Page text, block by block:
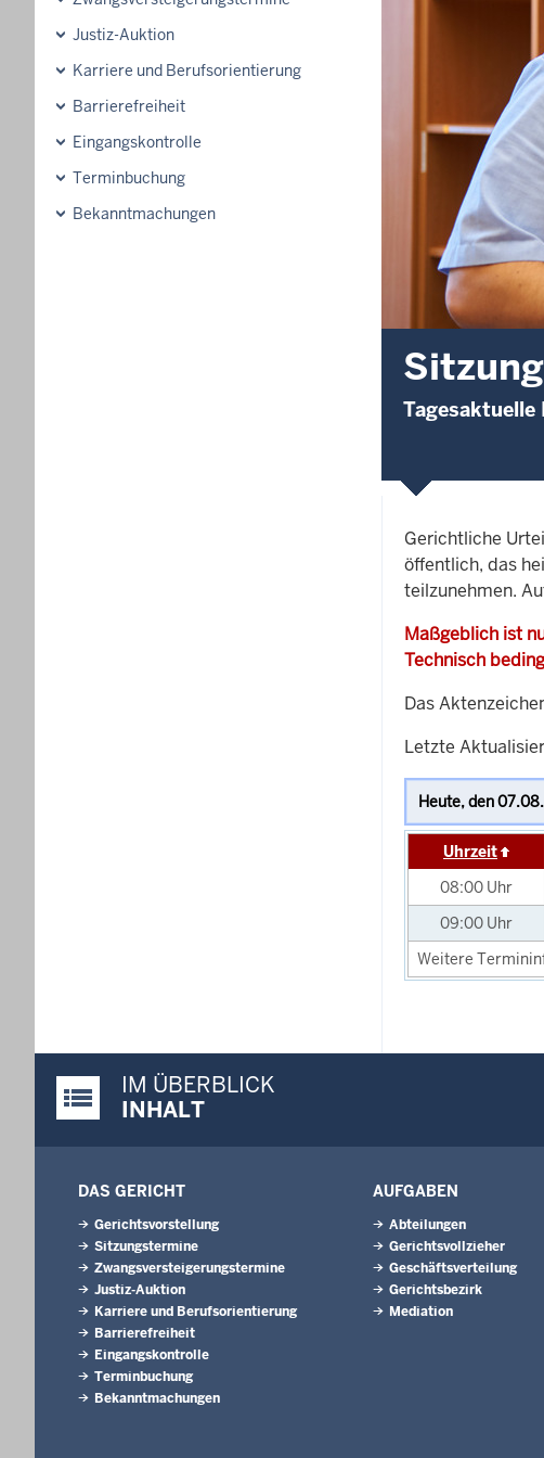
Justiz-Auktion
Karriere und Berufsorientierung
Barrierefreiheit
Eingangskontrolle
Terminbuchung
Bekanntmachungen
Gerichtliche
öffentlich, das
teilzunehmen.
Maßgeblich ist
Technisch
Das
Letzte
Uhrzeit
08:00 Uhr
09:00 Uhr
Weitere
Justiz-Portal im Überblick:
IM ÜBERBLICK
INHALT
DAS GERICHT
Gerichtsvorstellung
Sitzungstermine
Zwangsversteigerungstermine
Justiz-Auktion
Karriere und Berufsorientierung
Barrierefreiheit
Eingangskontrolle
Terminbuchung
Bekanntmachungen
AUFGABEN
Abteilungen
Gerichtsvollzieher
Geschäftsverteilung
Gerichtsbezirk
Mediation